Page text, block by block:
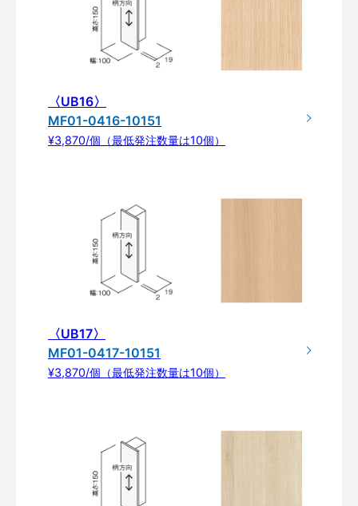
〈UB16〉
MF01-0416-10151
¥3,870/個（最低発注数量は10個）
〈UB17〉
MF01-0417-10151
¥3,870/個（最低発注数量は10個）